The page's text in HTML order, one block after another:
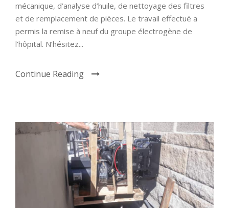
mécanique, d’analyse d’huile, de nettoyage des filtres
et de remplacement de pièces. Le travail effectué a
permis la remise à neuf du groupe électrogène de
l’hôpital. N’hésitez...
Continue Reading